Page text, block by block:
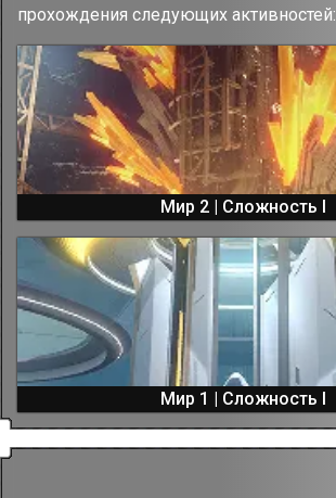
прохождения следующих активностей:
Мир 2 | Сложность I
Мир 1 | Сложность I